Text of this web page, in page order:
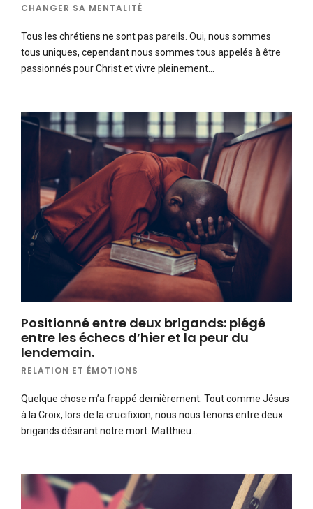
CHANGER SA MENTALITÉ
Tous les chrétiens ne sont pas pareils. Oui, nous sommes
tous uniques, cependant nous sommes tous appelés à être
passionnés pour Christ et vivre pleinement…
Positionné entre deux brigands: piégé
entre les échecs d’hier et la peur du
lendemain.
RELATION ET ÉMOTIONS
Quelque chose m’a frappé dernièrement. Tout comme Jésus
à la Croix, lors de la crucifixion, nous nous tenons entre deux
brigands désirant notre mort. Matthieu…